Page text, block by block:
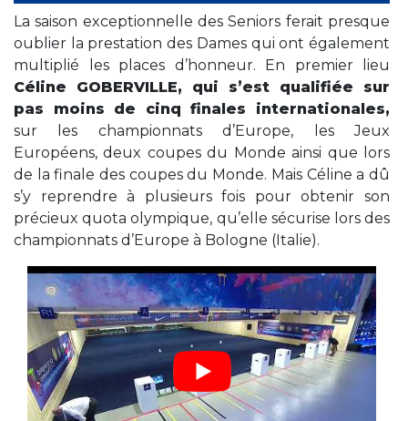
La saison exceptionnelle des Seniors ferait presque
oublier la prestation des Dames qui ont également
multiplié les places d’honneur. En premier lieu
Céline GOBERVILLE, qui s’est qualifiée sur
pas moins de cinq finales internationales,
sur les championnats d’Europe, les Jeux
Européens, deux coupes du Monde ainsi que lors
de la finale des coupes du Monde. Mais Céline a dû
s’y reprendre à plusieurs fois pour obtenir son
précieux quota olympique, qu’elle sécurise lors des
championnats d’Europe à Bologne (Italie).